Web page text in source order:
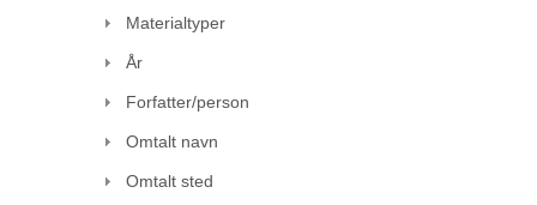
Materialtyper
År
Forfatter/person
Omtalt navn
Omtalt sted